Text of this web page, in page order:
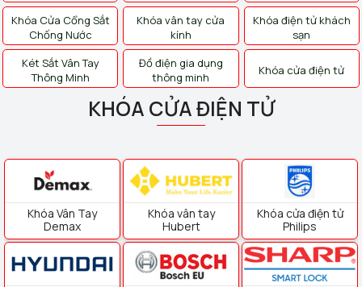
Khóa Cửa Cổng Sắt
Chống Nước
Khóa vân tay cửa
kính
Khóa điện tử khách
sạn
Két Sắt Vân Tay
Thông Minh
Đồ điện gia dụng
thông minh
Khóa cửa điện tử
KHÓA CỬA ĐIỆN TỬ
Khóa Vân Tay
Demax
Khóa vân tay
Hubert
Khóa cửa điện tử
Philips